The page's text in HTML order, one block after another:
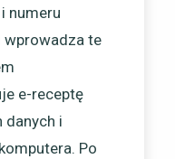
numeru
wprowadza te
e-receptę
danych i
Po